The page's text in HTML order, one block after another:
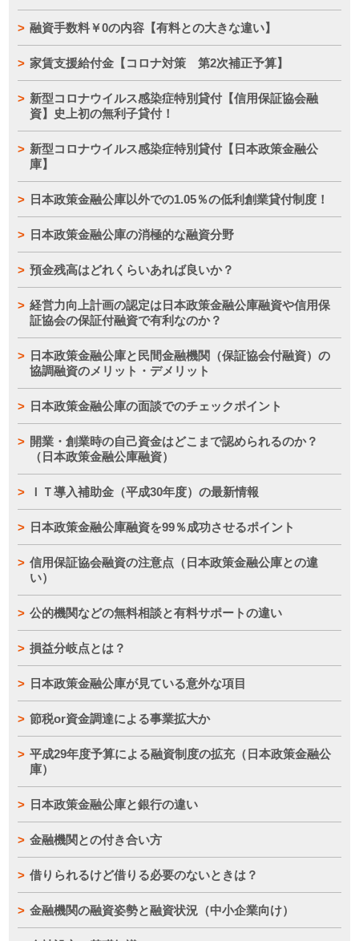
融資手数料￥0の内容【有料との大きな違い】
家賃支援給付金【コロナ対策 第2次補正予算】
新型コロナウイルス感染症特別貸付【信用保証協会融
資】史上初の無利子貸付！
新型コロナウイルス感染症特別貸付【日本政策金融公
庫】
日本政策金融公庫以外での1.05％の低利創業貸付制度！
日本政策金融公庫の消極的な融資分野
預金残高はどれくらいあれば良いか？
経営力向上計画の認定は日本政策金融公庫融資や信用保
証協会の保証付融資で有利なのか？
日本政策金融公庫と民間金融機関（保証協会付融資）の
協調融資のメリット・デメリット
日本政策金融公庫の面談でのチェックポイント
開業・創業時の自己資金はどこまで認められるのか？
（日本政策金融公庫融資）
ＩＴ導入補助金（平成30年度）の最新情報
日本政策金融公庫融資を99％成功させるポイント
信用保証協会融資の注意点（日本政策金融公庫との違
い）
公的機関などの無料相談と有料サポートの違い
損益分岐点とは？
日本政策金融公庫が見ている意外な項目
節税or資金調達による事業拡大か
平成29年度予算による融資制度の拡充（日本政策金融公
庫）
日本政策金融公庫と銀行の違い
金融機関との付き合い方
借りられるけど借りる必要のないときは？
金融機関の融資姿勢と融資状況（中小企業向け）